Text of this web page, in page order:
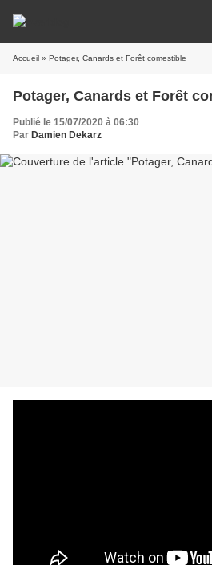
Accueil » Potager, Canards et Forêt comestible
Potager, Canards et Forêt
Publié le 15/07/2020 à 06:30
Par Damien Dekarz